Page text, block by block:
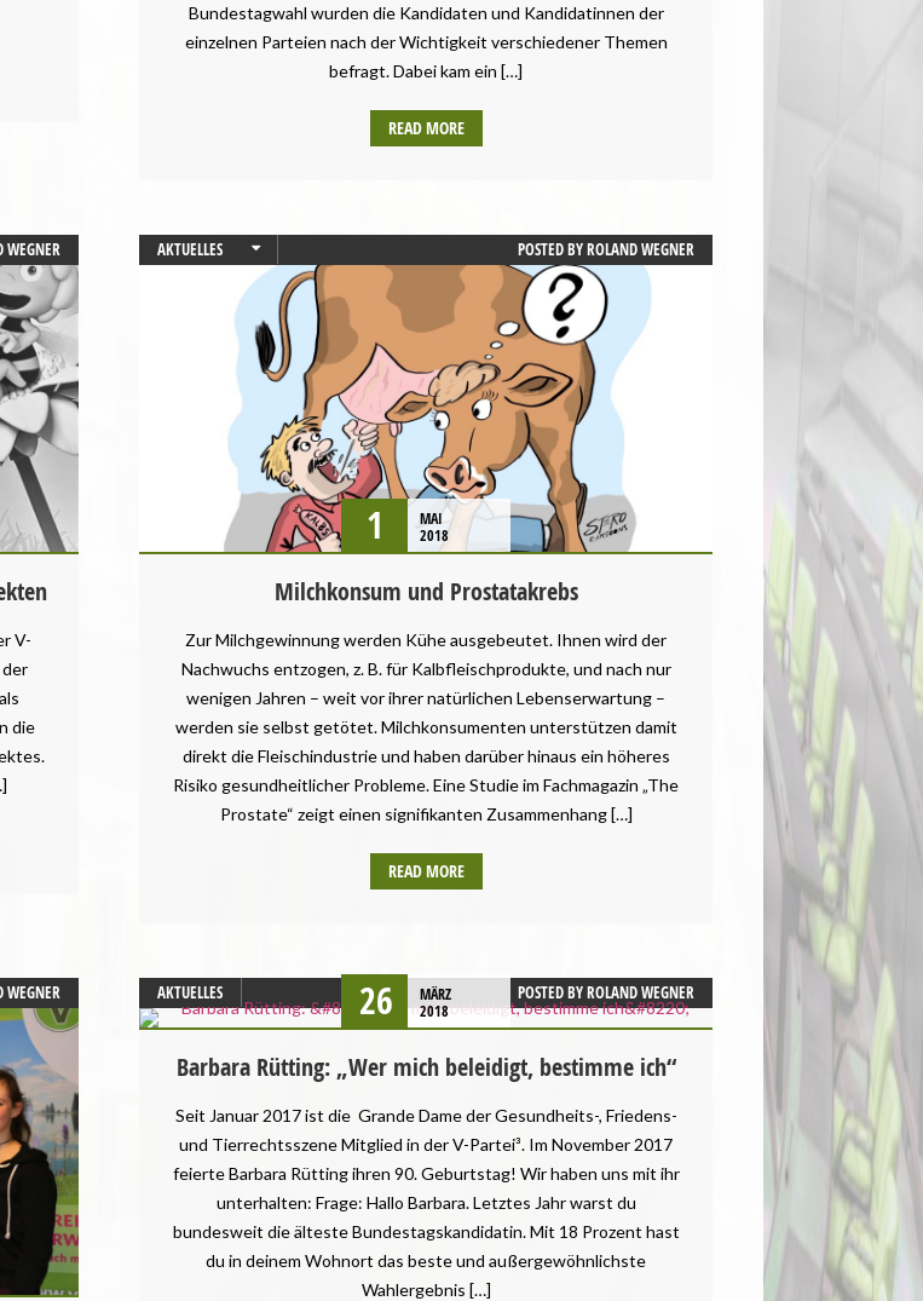
Bundestagwahl wurden die Kandidaten und Kandidatinnen der
einzelnen Parteien nach der Wichtigkeit verschiedener Themen
befragt. Dabei kam ein […]
READ MORE
WEGNER
V-
der
die
AKTUELLES
UNCATEGORIZED
POSTED BYROLAND WEGNER
1
MAI
2018
Milchkonsum und Prostatakrebs
Zur Milchgewinnung werden Kühe ausgebeutet. Ihnen wird der
Nachwuchs entzogen, z. B. für Kalbfleischprodukte, und nach nur
wenigen Jahren – weit vor ihrer natürlichen Lebenserwartung –
werden sie selbst getötet. Milchkonsumenten unterstützen damit
direkt die Fleischindustrie und haben darüber hinaus ein höheres
Risiko gesundheitlicher Probleme. Eine Studie im Fachmagazin „The
Prostate“ zeigt einen signifikanten Zusammenhang […]
READ MORE
WEGNER AKTUELLES POSTED BYROLAND WEGNER
26
MÄRZ
2018
Barbara Rütting: „Wer mich beleidigt, bestimme ich“
Seit Januar 2017 ist die Grande Dame der Gesundheits-, Friedens-
und Tierrechtsszene Mitglied in der V-Partei³. Im November 2017
feierte Barbara Rütting ihren 90. Geburtstag! Wir haben uns mit ihr
unterhalten: Frage: Hallo Barbara. Letztes Jahr warst du
bundesweit die älteste Bundestagskandidatin. Mit 18 Prozent hast
du in deinem Wohnort das beste und außergewöhnlichste
Wahlergebnis […]